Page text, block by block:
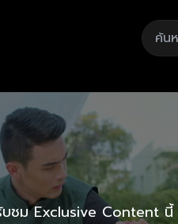
บชม Exclusive Content นี้